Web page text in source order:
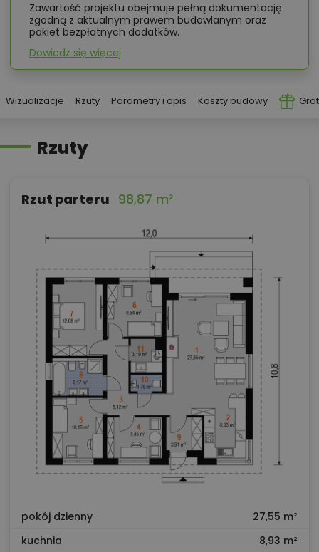
Zawartość projektu obejmuje pełną dokumentację
zgodną z aktualnym prawem budowlanym oraz
pakiet bezpłatnych dodatków.
Dowiedz się więcej
Wizualizacje Rzuty Parametry i opis Koszty budowy
Rzuty
Rzut parteru 98,87 m²
pokój dzienny
27,55 m²
kuchnia
8,93 m²